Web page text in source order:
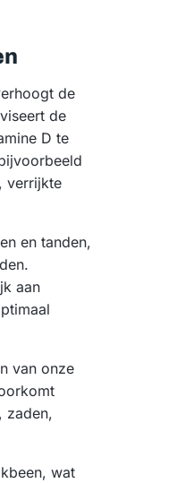
de
de
D te
verrijkte
en tanden,
aan
van onze
zaden,
wat